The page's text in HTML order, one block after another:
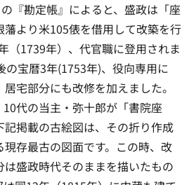
『勘定帳』によると、盛政は「座
より米105俵を借用して改築を行
（1739年）、代官職に登用されま
の宝暦3年(1753年)、役向専用に
居宅部分にも改修を加えました。
代の当主・弥十郎が「書院座
掲載の古絵図は、その折り作成
存最古の図面です。この時、改
盛政時代そのままを描いたもの